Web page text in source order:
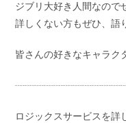
ジブリ大好き人間なので
詳しくない方もぜひ、語
皆さんの好きなキャラク
ロジックスサービスを詳